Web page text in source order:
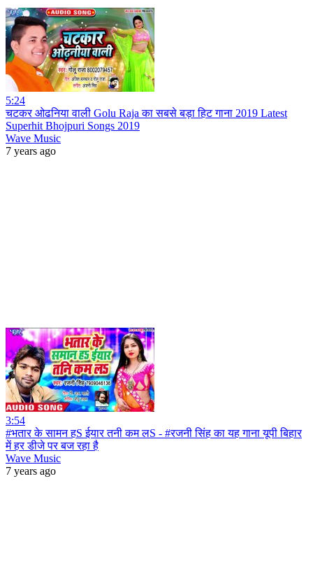
5:24
चटकर ओढनिया वाली Golu Raja का सबसे बड़ा हिट गाना 2019 Latest
Superhit Bhojpuri Songs 2019
Wave Music
7 years ago
3:54
#भतार के सामन हS ईयार तनी कम लS - #रजनी सिंह का यह गाना यूपी बिहार
में हर डीजे पर बज रहा है
Wave Music
7 years ago